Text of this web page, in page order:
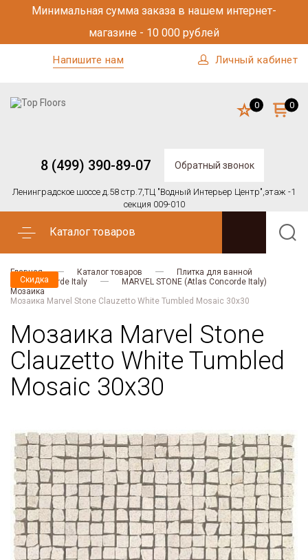
Минимальная сумма заказа в нашем интернет-
магазине - 10 000 рублей
Напишите нам Личный кабинет
8 (499) 390-89-07 Обратный звонок
Ленинградское шоссе д.58 стр.7,ТЦ "Водный Интерьер Центр",этаж -1
секция 009-010
0 0
Каталог товаров
Главная Каталог товаров
Плитка для ванной
Atlas Concorde Italy
MARVEL STONE (Atlas Concorde Italy)
Мозаика
Мозаика Marvel Stone Clauzetto White Tumbled Mosaic 30x30
Мозаика Marvel Stone
Clauzetto White Tumbled
Mosaic 30x30
Скидка